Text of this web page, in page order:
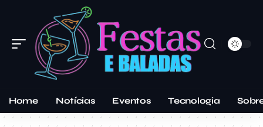
Home Notícias Eventos Tecnologia